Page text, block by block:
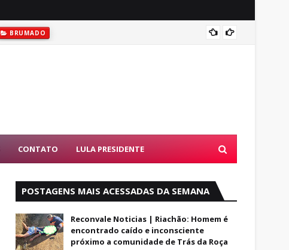
BRUMADO
CONTATO LULA PRESIDENTE
POSTAGENS MAIS ACESSADAS DA SEMANA
Reconvale Noticias | Riachão: Homem é
encontrado caído e inconsciente
próximo a comunidade de Trás da Roça